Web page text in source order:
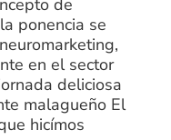
de
ponencia se
en el sector
deliciosa
malagueño El
hicímos